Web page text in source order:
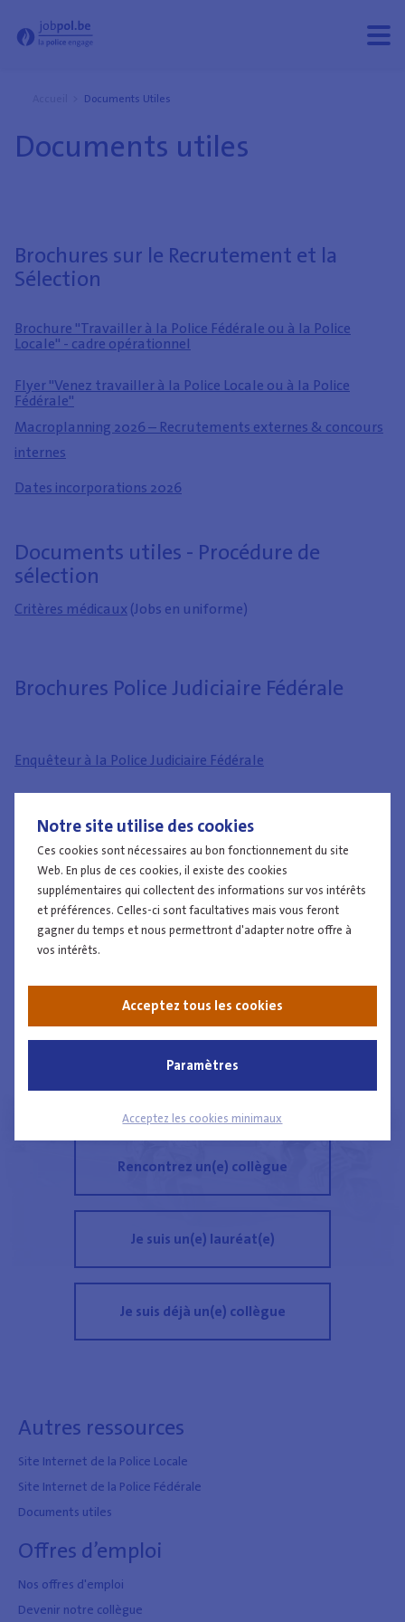
Notre site utilise des cookies
Ces cookies sont nécessaires au bon fonctionnement du site
Web. En plus de ces cookies, il existe des cookies
supplémentaires qui collectent des informations sur vos intérêts
et préférences. Celles-ci sont facultatives mais vous feront
gagner du temps et nous permettront d'adapter notre offre à
vos intérêts.
Acceptez tous les cookies
Paramètres
Acceptez les cookies minimaux
Documents utiles - Jobpol
Documents Utiles
Documents utiles
Brochures sur le Recrutement et la
Sélection
Brochure "Travailler à la Police Fédérale ou à la Police
Locale" - cadre opérationnel
Flyer "Venez travailler à la Police Locale ou à la Police
Fédérale"
Macroplanning 2026 – Recrutements externes & concours
internes
Dates incorporations 2026
Documents utiles - Procédure de
sélection
Critères médicaux(Jobs en uniforme)
Brochures Police Judiciaire Fédérale
Enquêteur à la Police Judiciaire Fédérale
Inspecteur principal ICT à la Police Judiciaire Fédérale
Comment puis-je devenir
un(e) collègue
Rencontrez un(e) collègue
Je suis un(e) lauréat(e)
Je suis déjà un(e) collègue
Autres ressources
Site Internet de la Police Locale
Site Internet de la Police Fédérale
Documents utiles
Offres d’emploi
Nos offres d'emploi
Devenir notre collègue